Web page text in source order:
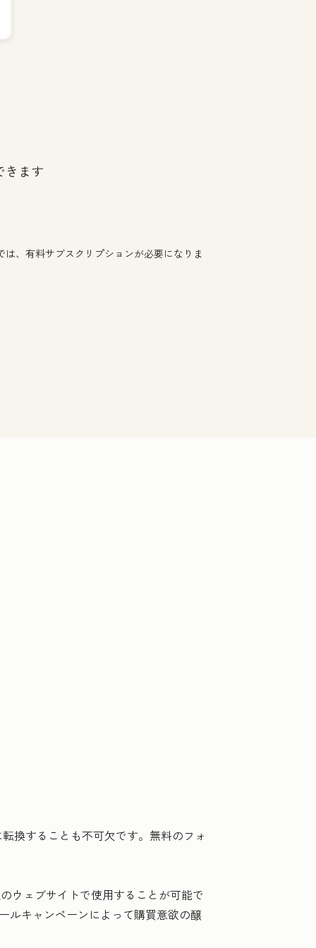
きます
、有料サブスクリプションが必要になりま
換することも不可欠です。無料のフォ
ウェブサイトで使用することが可能で
ルキャンペーンによって購買意欲の醸